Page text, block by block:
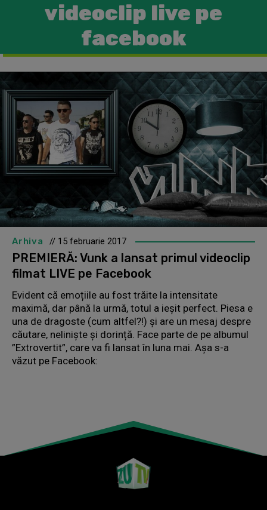
videoclip live pe
facebook
Arhiva // 15 februarie 2017
PREMIERĂ: Vunk a lansat primul videoclip
filmat LIVE pe Facebook
Evident că emoțiile au fost trăite la intensitate
maximă, dar până la urmă, totul a ieșit perfect. Piesa e
una de dragoste (cum altfel?!) și are un mesaj despre
căutare, neliniște și dorință. Face parte de pe albumul
”Extrovertit”, care va fi lansat în luna mai. Așa s-a
văzut pe Facebook: